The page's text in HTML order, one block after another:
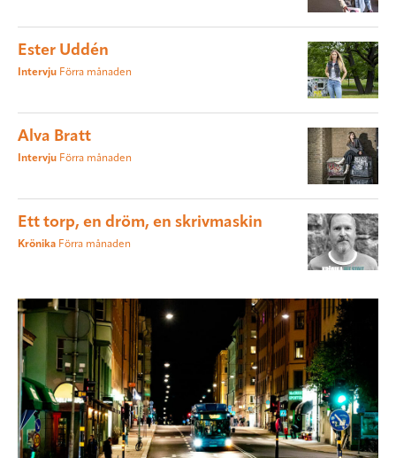
Ester Uddén
Intervju Förra månaden
Alva Bratt
Intervju Förra månaden
Ett torp, en dröm, en skrivmaskin
Krönika Förra månaden